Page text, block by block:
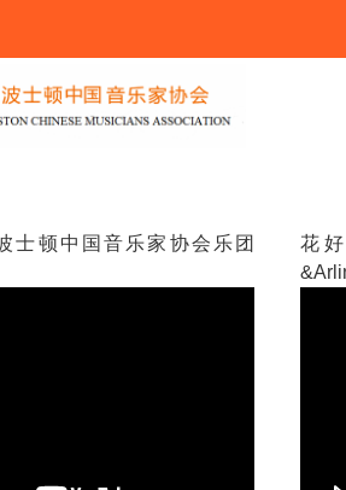
士顿中国音乐家协会乐团
花